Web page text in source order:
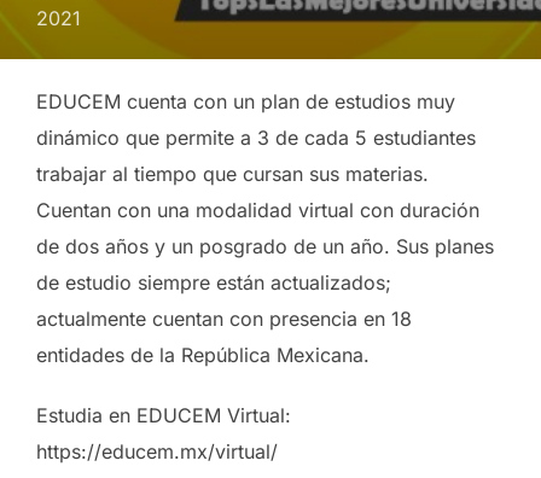
el
2021
EDUCEM cuenta con un plan de estudios muy
dinámico que permite a 3 de cada 5 estudiantes
trabajar al tiempo que cursan sus materias.
Cuentan con una modalidad virtual con duración
de dos años y un posgrado de un año. Sus planes
de estudio siempre están actualizados;
actualmente cuentan con presencia en 18
entidades de la República Mexicana.
Estudia en EDUCEM Virtual:
https://educem.mx/virtual/